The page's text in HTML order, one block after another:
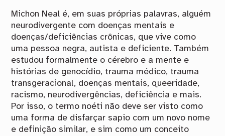
Michon Neal é, em suas próprias palavras, alguém
neurodivergente com doenças mentais e
doenças/deficiências crônicas, que vive como
uma pessoa negra, autista e deficiente. Também
estudou formalmente o cérebro e a mente e
histórias de genocídio, trauma médico, trauma
transgeracional, doenças mentais, queeridade,
racismo, neurodivergências, deficiência e mais.
Por isso, o termo noéti não deve ser visto como
uma forma de disfarçar sapio com um novo nome
e definição similar, e sim como um conceito